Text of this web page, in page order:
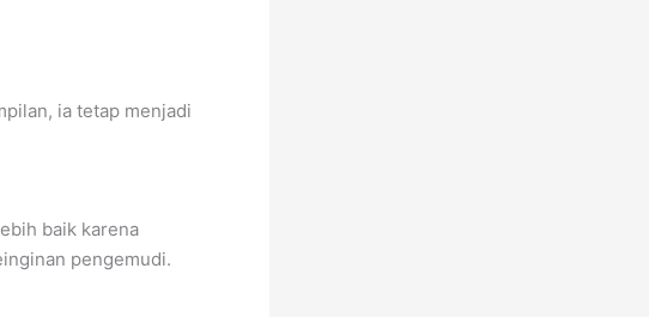
ia tetap menjadi
baik karena
pengemudi.